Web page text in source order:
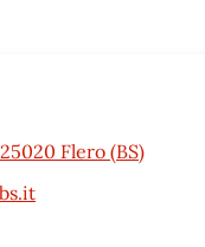
Flero (BS)